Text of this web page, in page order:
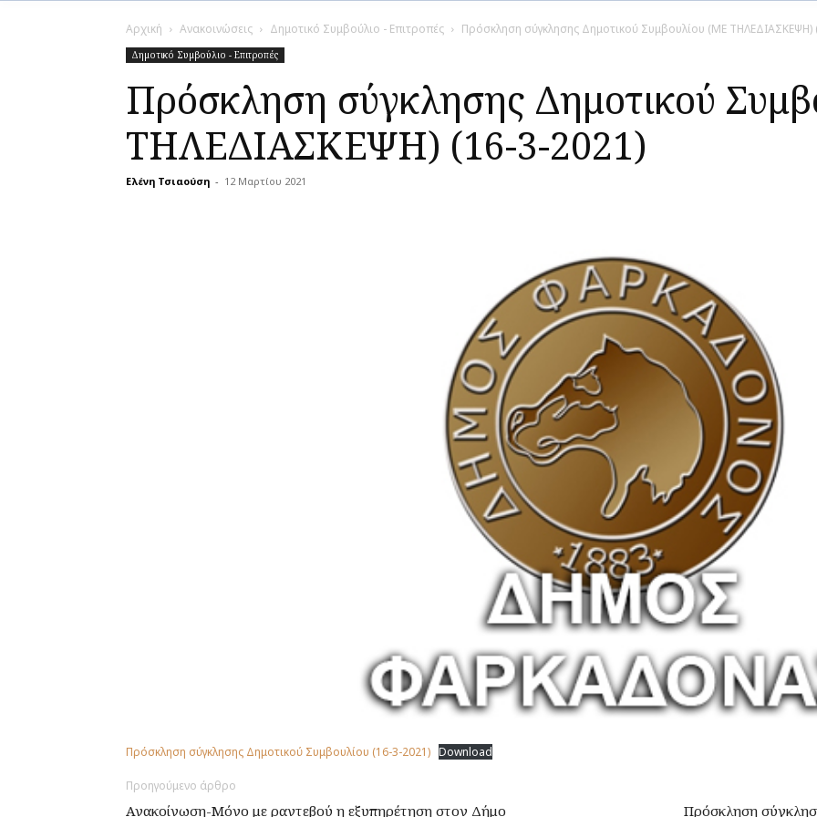
Αρχική Ανακοινώσεις Δημοτικό Συμβούλιο - Επιτροπές Πρόσκληση σύγκλησης Δημοτικού Συμβουλίου (ΜΕ ΤΗΛΕΔΙΑΣΚΕΨΗ)
Δημοτικό Συμβούλιο - Επιτροπές
Πρόσκληση σύγκλησης Δημοτικού
ΤΗΛΕΔΙΑΣΚΕΨΗ) (16-3-2021)
Ελένη Τσιαούση - 12 Μαρτίου 2021
Πρόσκληση σύγκλησης Δημοτικού Συμβουλίου (16-3-2021) Download
Προηγούμενο άρθρο
Ανακοίνωση-Μόνο με ραντεβού η εξυπηρέτηση στον Δήμο Πρόσκληση